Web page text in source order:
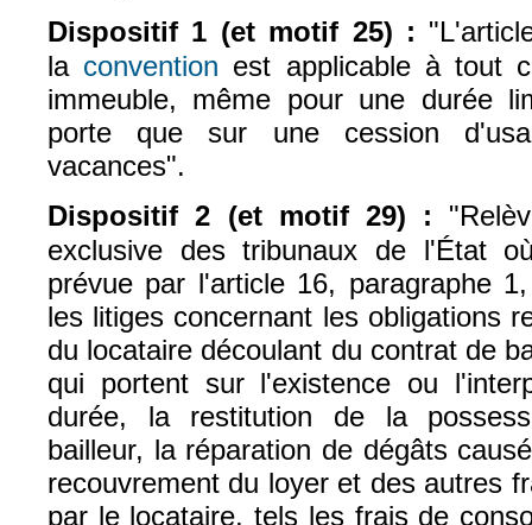
Dispositif 1 (et motif 25) :
la convention (le lien est externe)
est applicable à tout
immeuble, même pour une durée
porte que sur une cession
vacances".
Dispositif 2 (et motif 29) :
exclusive des tribunaux de l'État
prévue par l'article 16, paragraphe
les litiges concernant les obligations
du locataire découlant du contrat de
qui portent sur l'existence ou
durée, la restitution de la
bailleur, la réparation de dégâts
recouvrement du loyer et des autres
par le locataire, tels les frais de